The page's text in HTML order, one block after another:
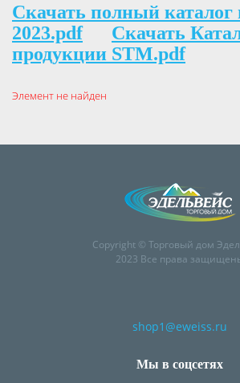
Скачать полный каталог
2023.pdf
Скачать
продукции STM.pdf
Элемент не найден
Copyright © Торговый дом
2023 Все права
shop1@eweiss.ru
Мы в соцсетях